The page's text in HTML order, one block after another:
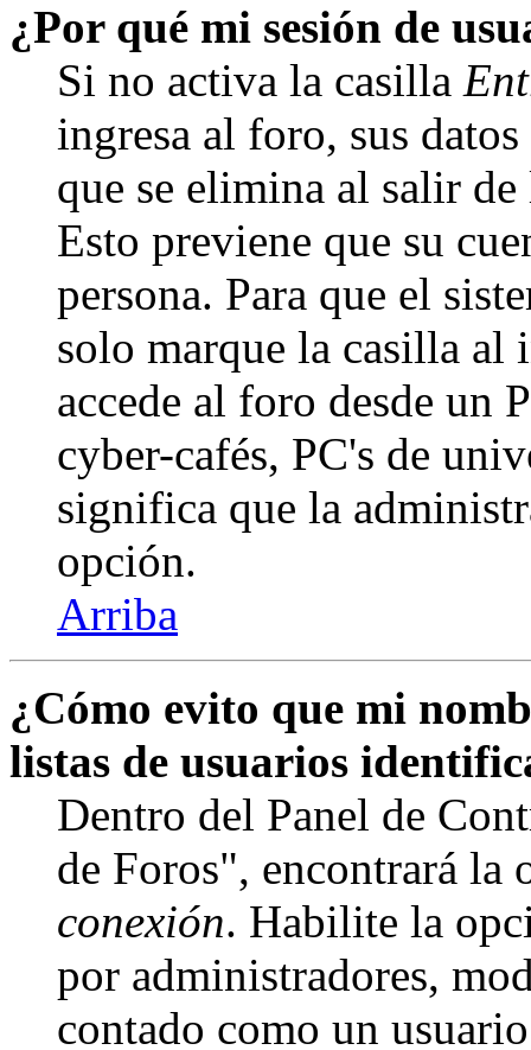
¿Por qué mi sesión de
Si no activa la casilla
ingresa al foro, sus
que se elimina al salir
Esto previene que su
persona. Para que el
solo marque la casilla al
accede al foro desde un
cyber-cafés, PC's de
significa que la
opción.
Arriba
¿Cómo evito que mi
listas de usuarios
Dentro del Panel de
de Foros", encontrará la
conexión. Habilite la
por administradores,
contado como un